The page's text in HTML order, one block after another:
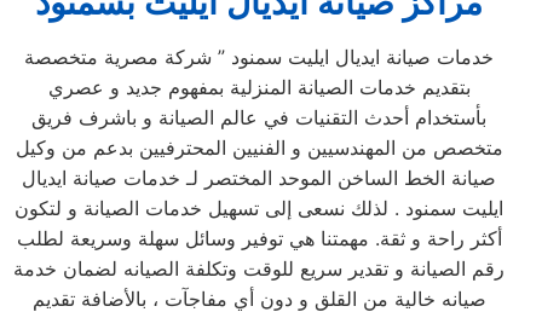
خدمات صيانة ايديال ايليت سمنود ” شركة مصرية متخصصة
بتقديم خدمات الصيانة المنزلية بمفهوم جديد و عصري
بأستخدام أحدث التقنيات في عالم الصيانة و باشرف فريق
متخصص من المهندسيين و الفنيين المحترفيين بدعم من وكيل
صيانة الخط الساخن الموحد المختصر لـ خدمات صيانة ايديال
ايليت سمنود . لذلك نسعى إلى تسهيل خدمات الصيانة و لتكون
أكثر راحة و ثقة. مهمتنا هي توفير وسائل سهلة وسريعة لطلب
رقم الصيانة و تقدير سريع للوقت وتكلفة الصيانه لضمان خدمة
صيانه خالية من القلق و دون أي مفاجآت ، بالأضافة تقديم